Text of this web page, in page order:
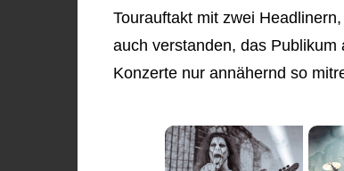
Tourauftakt mit zwei
auch verstanden, das
Konzerte nur annähernd so